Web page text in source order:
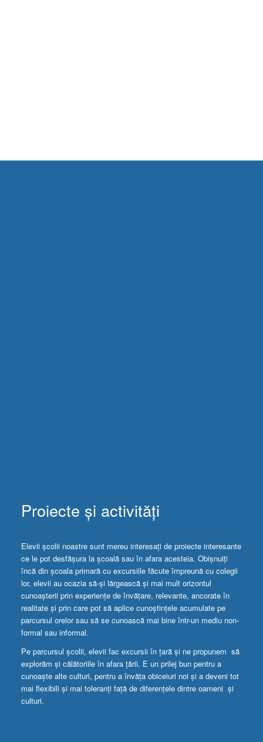
Proiecte și activități
Elevii școlii noastre sunt mereu interesați de proiecte interesante
ce le pot desfășura la școală sau în afara acesteia. Obișnuiți
încă din școala primară cu excursiile făcute împreună cu colegii
lor, elevii au ocazia să-și lărgească și mai mult orizontul
cunoașterii prin experiențe de învățare, relevante, ancorate în
realitate și prin care pot să aplice cunoștințele acumulate pe
parcursul orelor sau să se cunoască mai bine într-un mediu non-
formal sau informal.
Pe parcursul școlii, elevii fac excursii în țară și ne propunem să
explorăm și călătoriile în afara țării. E un prilej bun pentru a
cunoaște alte culturi, pentru a învăța obiceiuri noi și a deveni tot
mai flexibili și mai toleranți față de diferențele dintre oameni și
culturi.